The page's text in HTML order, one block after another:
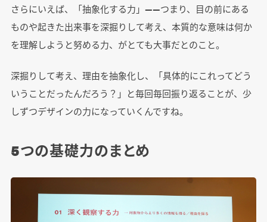
さらにいえば、「抽象化する力」――つまり、目の前にある
ものや起きた出来事を深掘りして考え、本質的な意味は何か
を理解しようと努める力、がとても大事だとのこと。
深掘りして考え、理由を抽象化し、「具体的にこれってどう
いうことだったんだろう？」と毎回毎回振り返ることが、少
しずつデザインの力になっていくんですね。
5つの基礎力のまとめ